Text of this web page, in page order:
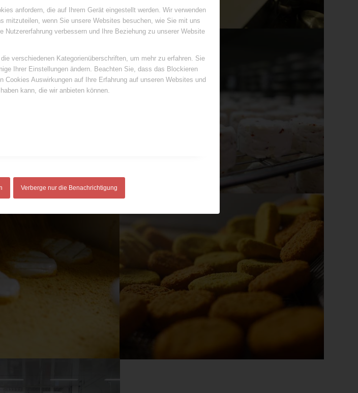
anfordern, die auf Ihrem Gerät eingestellt werden. Wir verwenden
mitzuteilen, wenn Sie unsere Websites besuchen, wie Sie mit uns
Nutzererfahrung verbessern und Ihre Beziehung zu unserer Website
verschiedenen Kategorienüberschriften, um mehr zu erfahren. Sie
Ihrer Einstellungen ändern. Beachten Sie, dass das Blockieren
Cookies Auswirkungen auf Ihre Erfahrung auf unseren Websites und
kann, die wir anbieten können.
Verberge nur die Benachrichtigung